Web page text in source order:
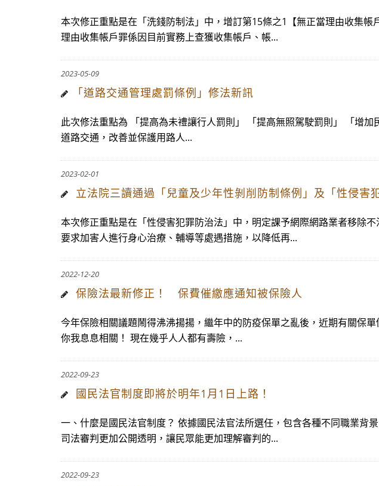
本次修正重點是在「洗錢防制法」中，增訂第15條之1【無正當理由收集
理由收集帳戶罪係因目前實務上查獲收集帳戶、帳...
2023-05-09
​「道路交通管理處罰條例」修法新訊
此次修法重點為 「提高為未禮讓行人罰則」 「提高無照駕駛罰則」 「增
道路交通，改善並保護用路人...
2023-02-01
立法院三讀通過「兒童及少年性剝削防制條例」及「性侵
本次修正重點是在「性侵害犯罪防治法」中，明定課予網際網路業者移除
要求加害人進行身心治療、輔導等處遇措施，以降低再...
2022-12-20
保險法最新修正！ 保費催繳應通知被保險人
今年保險相關議題鬧得沸沸揚揚，繼年中的防疫保單之亂後，近期有關保
你我息息相關！ 現在幾乎人人都有壽險，...
2022-09-23
國民法官制度即將於明年1月1日上路！
一、什麼是國民法官制度？ 依據國民法官法所選任，包含各種不同職業背
司法審判更加公開透明，讓民眾能更加理解審判的...
2022-09-23